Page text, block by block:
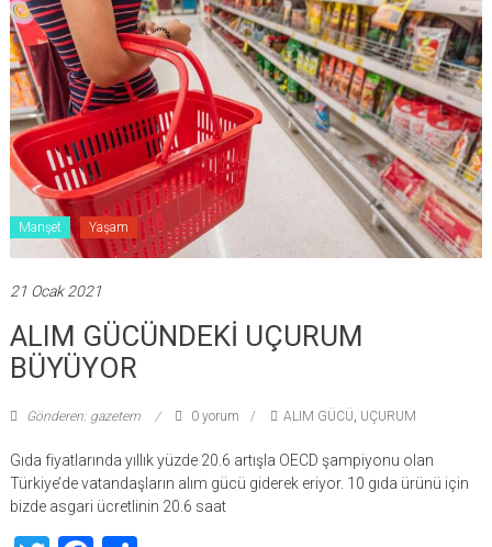
Manşet Yaşam
21 Ocak 2021
ALIM GÜCÜNDEKİ UÇURUM
BÜYÜYOR
Gönderen: gazetem 0 yorum ALIM GÜCÜ, UÇURUM
Gıda fiyatlarında yıllık yüzde 20.6 artışla OECD şampiyonu olan
Türkiye’de vatandaşların alım gücü giderek eriyor. 10 gıda ürünü için
bizde asgari ücretlinin 20.6 saat